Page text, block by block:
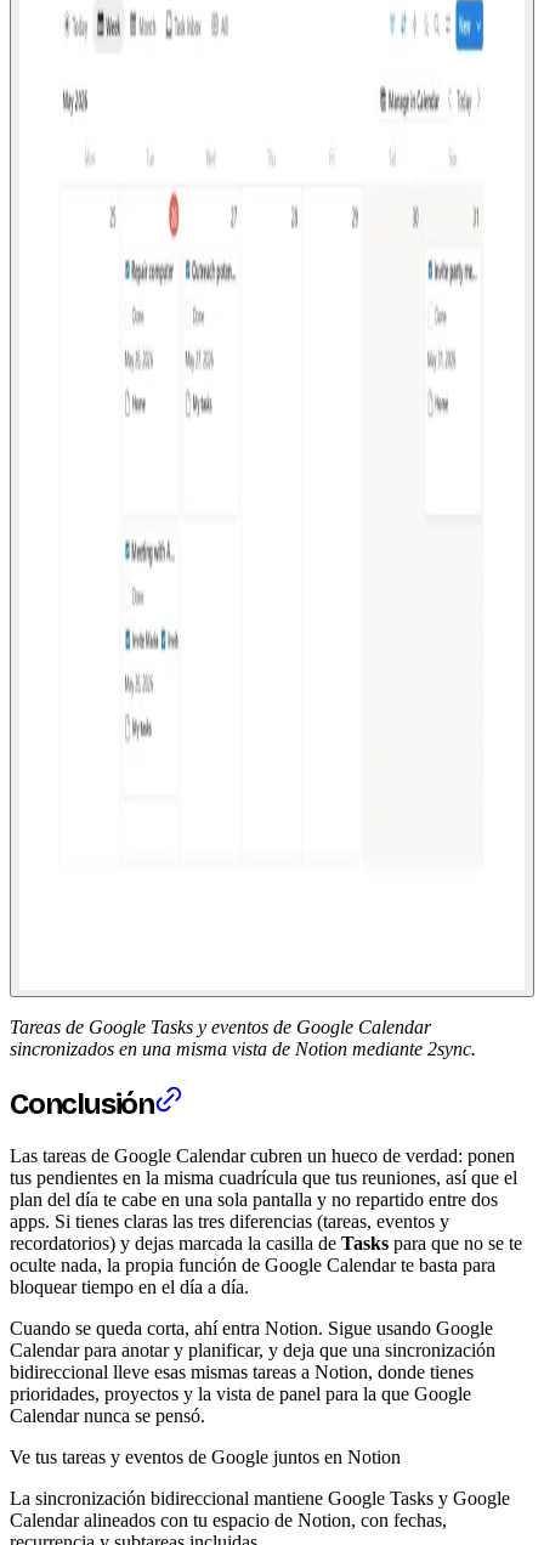
Tareas de Google Tasks y eventos de Google Calendar
sincronizados en una misma vista de Notion mediante 2sync.
Conclusión
Las tareas de Google Calendar cubren un hueco de verdad: ponen
tus pendientes en la misma cuadrícula que tus reuniones, así que el
plan del día te cabe en una sola pantalla y no repartido entre dos
apps. Si tienes claras las tres diferencias (tareas, eventos y
recordatorios) y dejas marcada la casilla de Tasks para que no se te
oculte nada, la propia función de Google Calendar te basta para
bloquear tiempo en el día a día.
Cuando se queda corta, ahí entra Notion. Sigue usando Google
Calendar para anotar y planificar, y deja que una sincronización
bidireccional lleve esas mismas tareas a Notion, donde tienes
prioridades, proyectos y la vista de panel para la que Google
Calendar nunca se pensó.
Ve tus tareas y eventos de Google juntos en Notion
La sincronización bidireccional mantiene Google Tasks y Google
Calendar alineados con tu espacio de Notion, con fechas,